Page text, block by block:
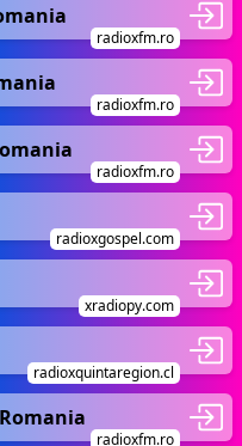
radioxfm.ro
radioxfm.ro
radioxfm.ro
radioxgospel.com
xradiopy.com
radioxquintaregion.cl
radioxfm.ro